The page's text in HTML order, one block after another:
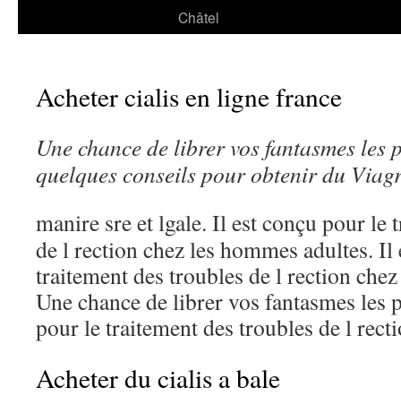
Châtel
Acheter cialis en ligne france
Une chance de librer vos fantasmes les
quelques conseilspourobtenirdu
manire sreet lgale. Il est conçu pour le
de l rection chez les hommes adultes.
traitement des troubles de l rection
Une chance de librer vos fantasmes les
pour le traitement des troubles de l
Acheter du cialis a bale